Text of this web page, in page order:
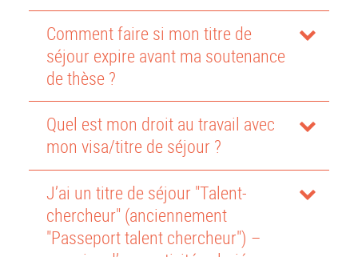
Comment faire si mon titre de
séjour expire avant ma soutenance
de thèse ?
Quel est mon droit au travail avec
mon visa/titre de séjour ?
J’ai un titre de séjour "Talent-
chercheur" (anciennement
"Passeport talent chercheur") –